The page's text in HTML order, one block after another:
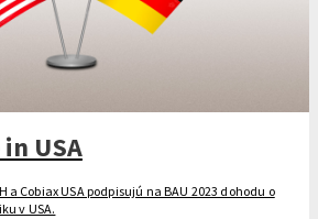
USA
a Cobiax USA podpisujú na BAU 2023 dohodu o
v USA.